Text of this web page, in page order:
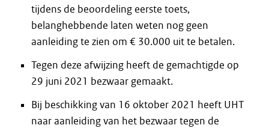
tijdens de beoordeling eerste toets,
belanghebbende laten weten nog geen
aanleiding te zien om € 30.000 uit te betalen.
Tegen deze afwijzing heeft de gemachtigde op
29 juni 2021 bezwaar gemaakt.
Bij beschikking van 16 oktober 2021 heeft UHT
naar aanleiding van het bezwaar tegen de